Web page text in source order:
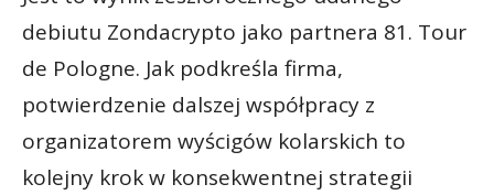
debiutu Zondacrypto jako partnera 81. Tour
de Pologne. Jak podkreśla firma,
potwierdzenie dalszej współpracy z
organizatorem wyścigów kolarskich to
kolejny krok w konsekwentnej strategii